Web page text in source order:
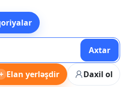
Axtar
Elan yerləşdir Daxil ol